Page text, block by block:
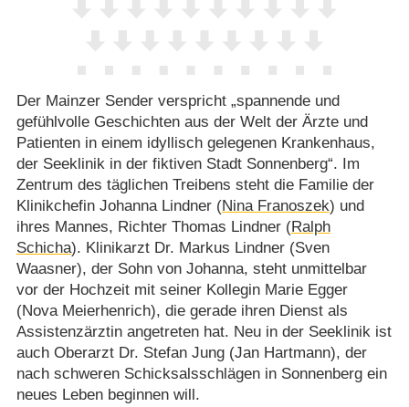
Der Mainzer Sender verspricht „spannende und
gefühlvolle Geschichten aus der Welt der Ärzte und
Patienten in einem idyllisch gelegenen Krankenhaus,
der Seeklinik in der fiktiven Stadt Sonnenberg“. Im
Zentrum des täglichen Treibens steht die Familie der
Klinikchefin Johanna Lindner (Nina Franoszek) und
ihres Mannes, Richter Thomas Lindner (Ralph
Schicha). Klinikarzt Dr. Markus Lindner (Sven
Waasner), der Sohn von Johanna, steht unmittelbar
vor der Hochzeit mit seiner Kollegin Marie Egger
(Nova Meierhenrich), die gerade ihren Dienst als
Assistenzärztin angetreten hat. Neu in der Seeklinik ist
auch Oberarzt Dr. Stefan Jung (Jan Hartmann), der
nach schweren Schicksalsschlägen in Sonnenberg ein
neues Leben beginnen will.